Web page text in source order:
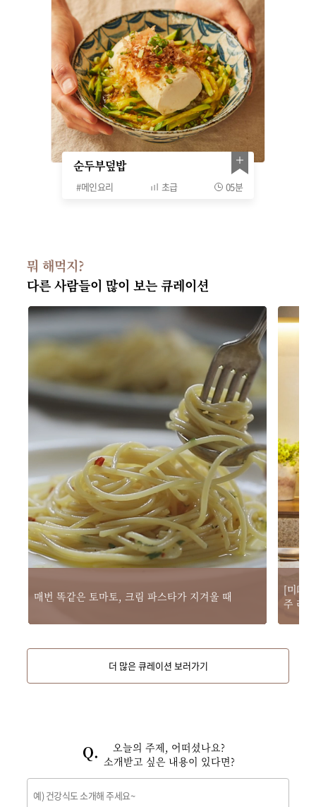
순두부덮밥
#메인요리 초급 05분
뭐 해먹지?
다른 사람들이 많이 보는 큐레이션
[미味
주 레
더 많은 큐레이션 보러가기
오늘의 주제, 어떠셨나요?
소개받고 싶은 내용이 있다면?